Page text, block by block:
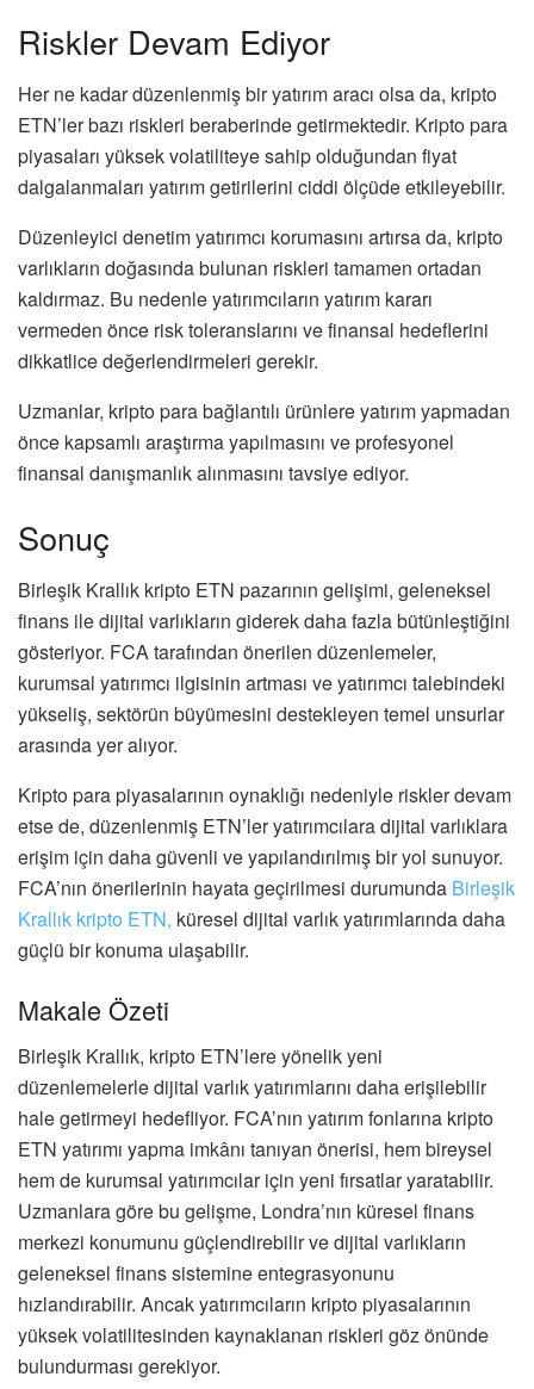
Riskler Devam Ediyor
Her ne kadar düzenlenmiş bir yatırım aracı olsa da, kripto
ETN’ler bazı riskleri beraberinde getirmektedir. Kripto para
piyasaları yüksek volatiliteye sahip olduğundan fiyat
dalgalanmaları yatırım getirilerini ciddi ölçüde etkileyebilir.
Düzenleyici denetim yatırımcı korumasını artırsa da, kripto
varlıkların doğasında bulunan riskleri tamamen ortadan
kaldırmaz. Bu nedenle yatırımcıların yatırım kararı
vermeden önce risk toleranslarını ve finansal hedeflerini
dikkatlice değerlendirmeleri gerekir.
Uzmanlar, kripto para bağlantılı ürünlere yatırım yapmadan
önce kapsamlı araştırma yapılmasını ve profesyonel
finansal danışmanlık alınmasını tavsiye ediyor.
Sonuç
Birleşik Krallık kripto ETN pazarının gelişimi, geleneksel
finans ile dijital varlıkların giderek daha fazla bütünleştiğini
gösteriyor. FCA tarafından önerilen düzenlemeler,
kurumsal yatırımcı ilgisinin artması ve yatırımcı talebindeki
yükseliş, sektörün büyümesini destekleyen temel unsurlar
arasında yer alıyor.
Kripto para piyasalarının oynaklığı nedeniyle riskler devam
etse de, düzenlenmiş ETN’ler yatırımcılara dijital varlıklara
erişim için daha güvenli ve yapılandırılmış bir yol sunuyor.
FCA’nın önerilerinin hayata geçirilmesi durumunda Birleşik
Krallık kripto ETN, küresel dijital varlık yatırımlarında daha
güçlü bir konuma ulaşabilir.
Makale Özeti
Birleşik Krallık, kripto ETN’lere yönelik yeni
düzenlemelerle dijital varlık yatırımlarını daha erişilebilir
hale getirmeyi hedefliyor. FCA’nın yatırım fonlarına kripto
ETN yatırımı yapma imkânı tanıyan önerisi, hem bireysel
hem de kurumsal yatırımcılar için yeni fırsatlar yaratabilir.
Uzmanlara göre bu gelişme, Londra’nın küresel finans
merkezi konumunu güçlendirebilir ve dijital varlıkların
geleneksel finans sistemine entegrasyonunu
hızlandırabilir. Ancak yatırımcıların kripto piyasalarının
yüksek volatilitesinden kaynaklanan riskleri göz önünde
bulundurması gerekiyor.